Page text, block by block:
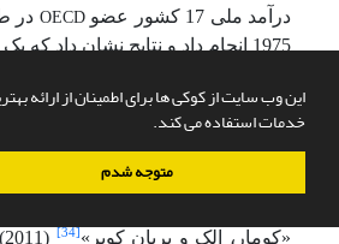
این وب سایت از کوکی ها برای اطمینان از ارائه
خدمات استفاده می کند.
متوجه شدم
درآمد ملی 17 کشور عضو
OECD
1975 انجام داد و نتایج نشان داد
دو متغیر وجود دارد و میانگین
مورد بررسی کمتر از یک است و با
می‌یابد و به سمت یک میل می‌کند
این کشورها یک کالای ضروری و نه
می‌گردد.
«کومار، الک و بریان کوبر» [34]